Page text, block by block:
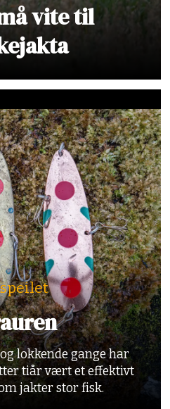
vite til
lokkende gange har
tiår vært et effektivt
jakter stor fisk.